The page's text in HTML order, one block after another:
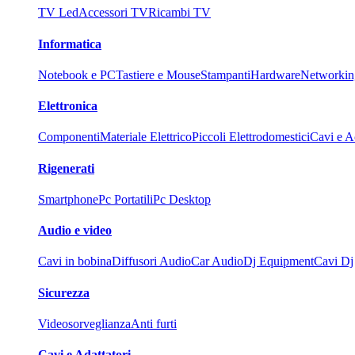
TV LedAccessori TVRicambi TV
Informatica
Notebook e PCTastiere e MouseStampantiHardware
Elettronica
ComponentiMateriale ElettricoPiccoli ElettrodomesticiCavi e
Rigenerati
SmartphonePc PortatiliPc Desktop
Audio e video
Cavi in bobinaDiffusori AudioCar AudioDj EquipmentCavi Dj
Sicurezza
VideosorveglianzaAnti furti